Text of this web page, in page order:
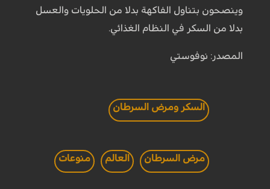
وينصحون بتناول الفاكهة بدلا من الحلويات والعسل
بدلا من السكر في النظام الغذائي.
المصدر: نوفوستي
السكر ومرض السرطان
مرض السرطان العالم منوعات